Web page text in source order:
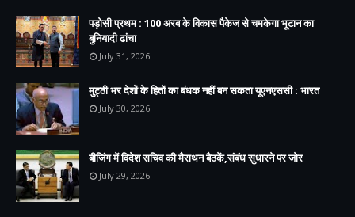
पड़ोसी प्रथम : 100 अरब के विकास पैकेज से चमकेगा भूटान का
बुनियादी ढांचा
July 31, 2026
मुट्ठी भर देशों के हितों का बंधक नहीं बन सकता यूएनएससी : भारत
July 30, 2026
बीजिंग में विदेश सचिव की मैराथन बैठकें,संबंध सुधारने पर जोर
July 29, 2026